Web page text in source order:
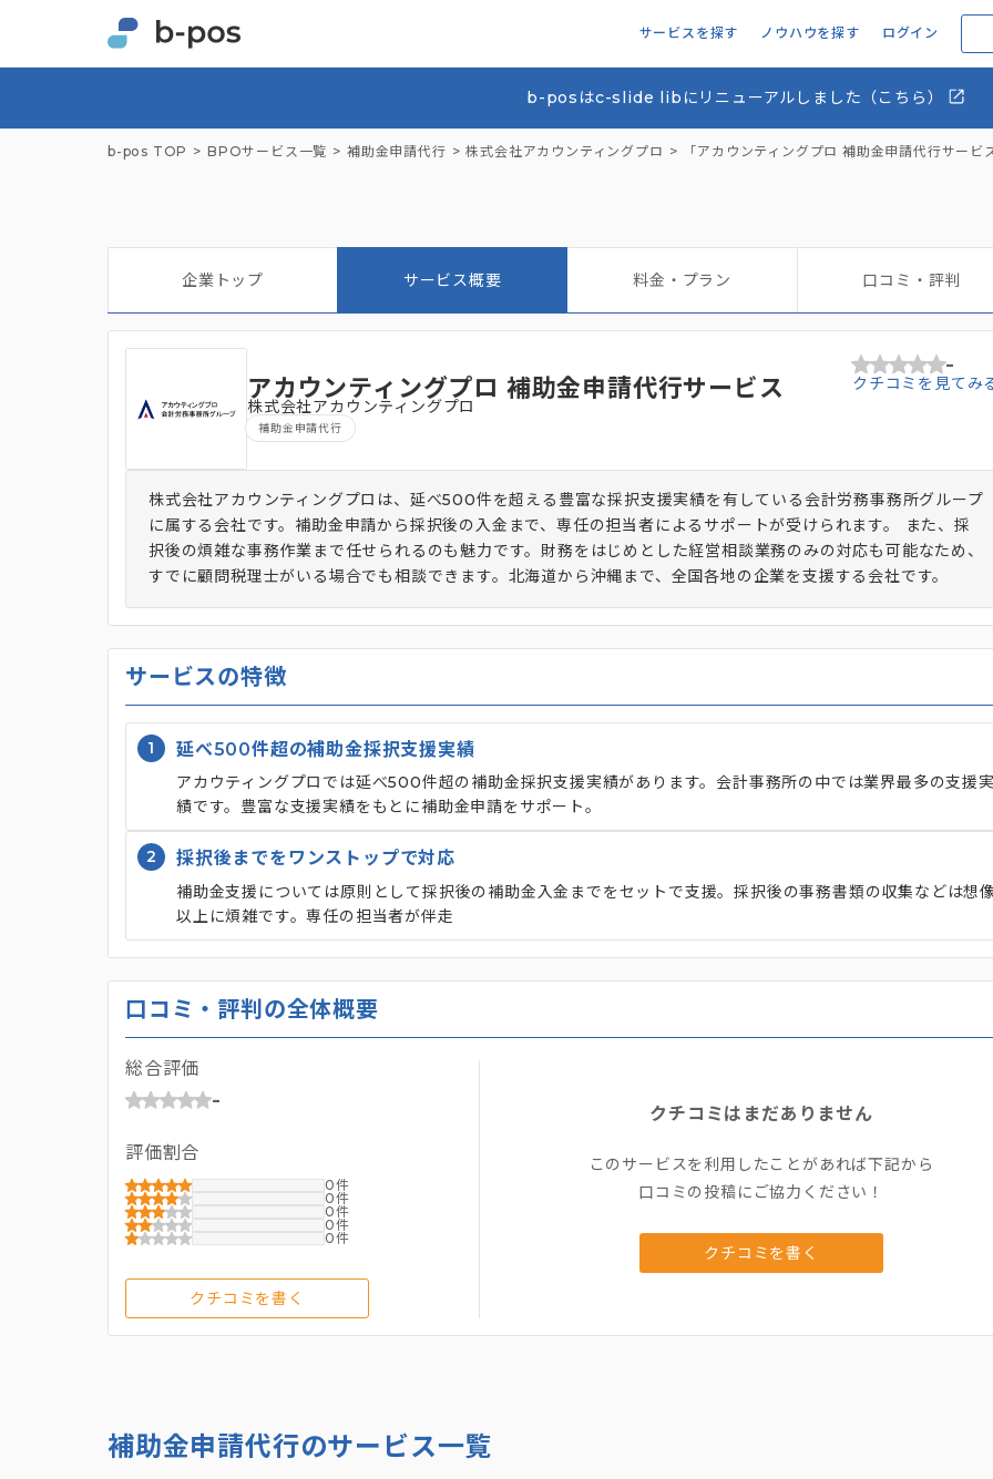
サービスを探す ノウハウを探す ログイン
b-posはc-slide libにリニューアルしました（こちら）
b-pos TOP BPOサービス一覧 補助金申請代行 株式会社アカウンティングプロ 「アカウンティングプロ 補助金申請代行サー
企業トップ サービス概要 料金・プラン 口コミ・評判
アカウンティングプロ 補助金申請代行サービス
株式会社アカウンティングプロ
補助金申請代行
-
クチコミを見てみ
株式会社アカウンティングプロは、延べ500件を超える豊富な採択支援実績を有している会計労務事務所グループ
に属する会社です。補助金申請から採択後の入金まで、専任の担当者によるサポートが受けられます。 また、採
択後の煩雑な事務作業まで任せられるのも魅力です。財務をはじめとした経営相談業務のみの対応も可能なため、
すでに顧問税理士がいる場合でも相談できます。北海道から沖縄まで、全国各地の企業を支援する会社です。
サービスの特徴
1 延べ500件超の補助金採択支援実績
アカウティングプロでは延べ500件超の補助金採択支援実績があります。会計事務所の中では業界最多の支援
績です。豊富な支援実績をもとに補助金申請をサポート。
2 採択後までをワンストップで対応
補助金支援については原則として採択後の補助金入金までをセットで支援。採択後の事務書類の収集などは想
以上に煩雑です。専任の担当者が伴走
口コミ・評判の全体概要
総合評価
-
評価割合
0
0
0
0
0
クチコミを書く
クチコミはまだありません
このサービスを利用したことがあれば下記から
口コミの投稿にご協力ください！
クチコミを書く
補助金申請代行のサービス一覧